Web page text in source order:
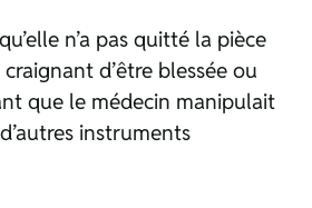
n’a pas quitté la pièce
d’être blessée ou
que le médecin manipulait
instruments